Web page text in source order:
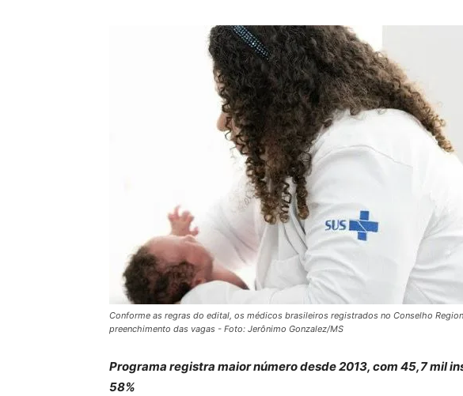
Conforme as regras do edital, os médicos brasileiros registrados no Conselho
preenchimento das vagas - Foto: Jerônimo Gonzalez/MS
Programa registra maior número desde 2013, com 45,7 mil
58%